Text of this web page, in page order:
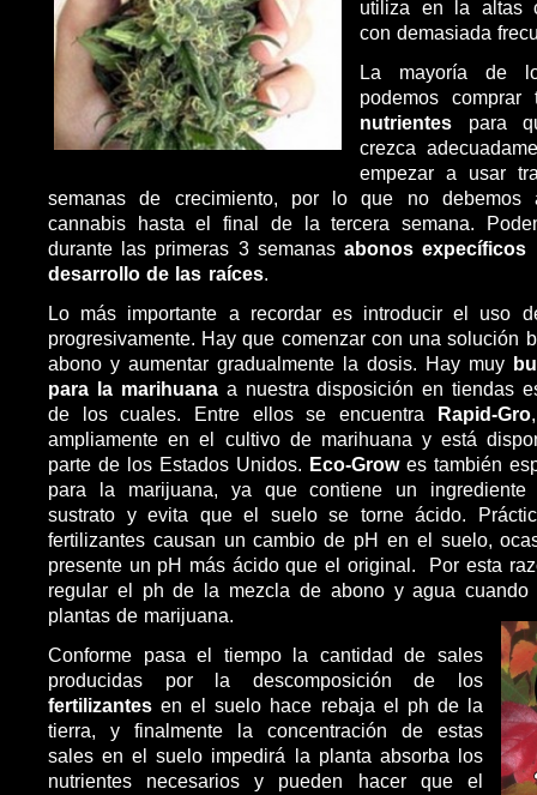
utiliza en la altas
con demasiada
La mayoría de
podemos comprar
nutrientes para
crezca
empezar a usar
semanas de crecimiento, por lo que no debemos
cannabis hasta el final de la tercera semana.
durante las primeras 3 semanasabonos expecíficos
desarrollo de las raíces.
Lo más importante a recordar es introducir el uso
progresivamente. Hay que comenzar con una solución
abono y aumentar gradualmente la dosis. Hay muy
para la marihuana a nuestra disposición en tiendas
de los cuales. Entre ellos se encuentra Rapid-Gro
ampliamente en el cultivo de marihuana y está
parte de los Estados Unidos. Eco-Growes también
para la marijuana, ya que contiene un
sustrato y evita que el suelo se torne ácido.
fertilizantes causan un cambio de pH en el suelo,
presente un pH más ácido que el original. Por esta
regular el ph de la mezcla de abono y agua cuando
plantas de marijuana.
Conforme pasa el tiempo la cantidad de sales
producidas por la descomposición de los
fertilizantesen el suelo hace rebaja el ph de la
tierra, y finalmente la concentración de estas
sales en el suelo impedirá la planta absorba los
nutrientes necesarios y pueden hacer que el